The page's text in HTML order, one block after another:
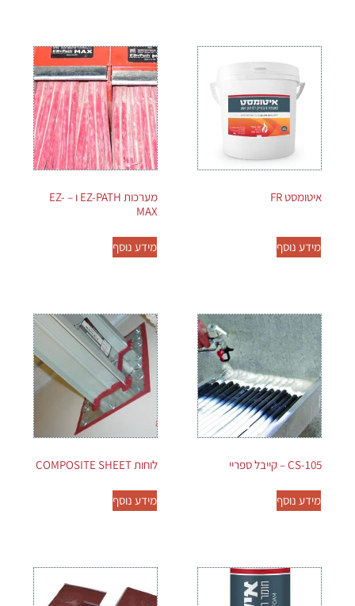
איטומסט FR
מידע נוסף
מערכות EZ-PATH ו – EZ-
MAX
מידע נוסף
CS-105 – קייבל ספריי
מידע נוסף
לוחות COMPOSITE SHEET
מידע נוסף